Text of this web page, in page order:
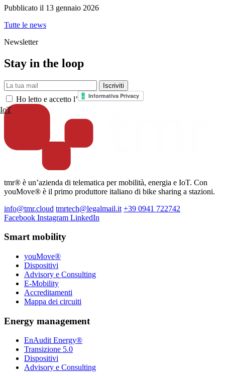
IoT
Pubblicato il 13 gennaio 2026
Tutte le news
Newsletter
Stay in the loop
La tua mail Iscriviti
Ho letto e accetto l’
tmr® è un’azienda di telematica per mobilità, energia e IoT. Con
youMove® è il primo produttore italiano di bike sharing a stazioni.
info@tmr.cloud tmrtech@legalmail.it +39 0941 722742
Facebook Instagram LinkedIn
Smart mobility
youMove®
Dispositivi
Advisory e Consulting
E-Mobility
Accreditamenti
Mappa dei circuiti
Energy management
EnAudit Energy®
Transizione 5.0
Dispositivi
Advisory e Consulting